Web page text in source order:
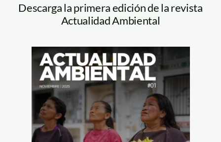
Descarga la primera edición de la revista
Actualidad Ambiental